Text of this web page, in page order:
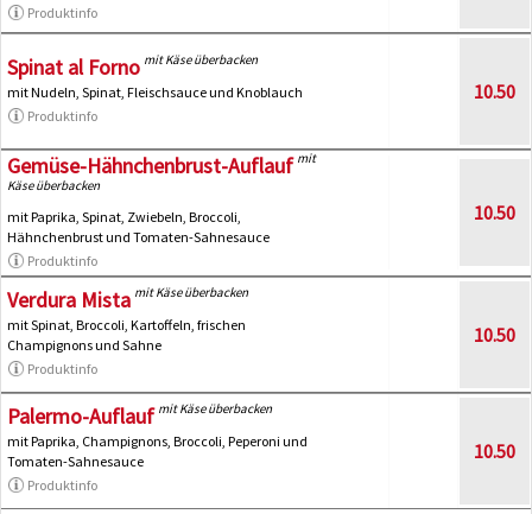
Produktinfo
Spinat al Forno mit Käse überbacken
mit Nudeln, Spinat, Fleischsauce und Knoblauch
Produktinfo
10.50
Gemüse-Hähnchenbrust-Auflauf mit
Käse überbacken
mit Paprika, Spinat, Zwiebeln, Broccoli,
Hähnchenbrust und Tomaten-Sahnesauce
Produktinfo
10.50
Verdura Mista mit Käse überbacken
mit Spinat, Broccoli, Kartoffeln, frischen
Champignons und Sahne
Produktinfo
10.50
Palermo-Auflauf mit Käse überbacken
mit Paprika, Champignons, Broccoli, Peperoni und
Tomaten-Sahnesauce
Produktinfo
10.50